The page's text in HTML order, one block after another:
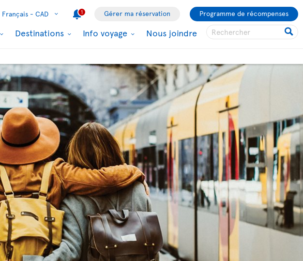
Français - CAD 1 Gérer ma réservation Programme de récompenses
Destinations Info voyage Nous joindre